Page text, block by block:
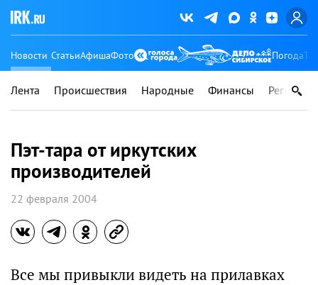
Новости СтатьиАфишаФото Погода
Лента Происшествия Народные Финансы Регионы
Пэт-тара от иркутских
производителей
22 февраля 2004
Все мы привыкли видеть на прилавках